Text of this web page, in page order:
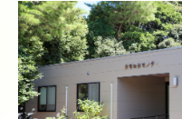
リンク集
高齢者入居施設
特別養護老人ホーム 三